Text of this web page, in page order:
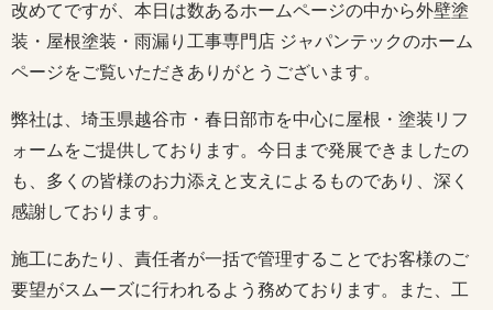
改めてですが、本日は数あるホームページの中から外壁塗
装・屋根塗装・雨漏り工事専門店 ジャパンテックのホーム
ページをご覧いただきありがとうございます。
弊社は、埼玉県越谷市・春日部市を中心に屋根・塗装リフ
ォームをご提供しております。今日まで発展できましたの
も、多くの皆様のお力添えと支えによるものであり、深く
感謝しております。
施工にあたり、責任者が一括で管理することでお客様のご
要望がスムーズに行われるよう務めております。また、工